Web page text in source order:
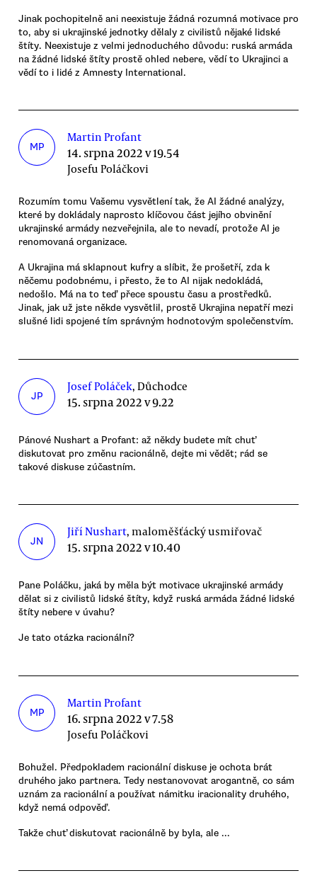
Jinak pochopitelně ani neexistuje žádná rozumná motivace pro
to, aby si ukrajinské jednotky dělaly z civilistů nějaké lidské
štíty. Neexistuje z velmi jednoduchého důvodu: ruská armáda
na žádné lidské štíty prostě ohled nebere, vědí to Ukrajinci a
vědí to i lidé z Amnesty International.
MP
Martin Profant
14. srpna 2022 v 19.54
Josefu Poláčkovi
Rozumím tomu Vašemu vysvětlení tak, že AI žádné analýzy,
které by dokládaly naprosto klíčovou část jejího obvinění
ukrajinské armády nezveřejnila, ale to nevadí, protože AI je
renomovaná organizace.
A Ukrajina má sklapnout kufry a slíbit, že prošetří, zda k
něčemu podobnému, i přesto, že to AI nijak nedokládá,
nedošlo. Má na to teď přece spoustu času a prostředků.
Jinak, jak už jste někde vysvětlil, prostě Ukrajina nepatří mezi
slušné lidi spojené tím správným hodnotovým společenstvím.
JP
Josef Poláček, Důchodce
15. srpna 2022 v 9.22
Pánové Nushart a Profant: až někdy budete mít chuť
diskutovat pro změnu racionálně, dejte mi vědět; rád se
takové diskuse zúčastním.
JN
Jiří Nushart, maloměšťácký usmiřovač
15. srpna 2022 v 10.40
Pane Poláčku, jaká by měla být motivace ukrajinské armády
dělat si z civilistů lidské štíty, když ruská armáda žádné lidské
štíty nebere v úvahu?
Je tato otázka racionální?
MP
Martin Profant
16. srpna 2022 v 7.58
Josefu Poláčkovi
Bohužel. Předpokladem racionální diskuse je ochota brát
druhého jako partnera. Tedy nestanovovat arogantně, co sám
uznám za racionální a používat námitku iracionality druhého,
když nemá odpověď.
Takže chuť diskutovat racionálně by byla, ale ...